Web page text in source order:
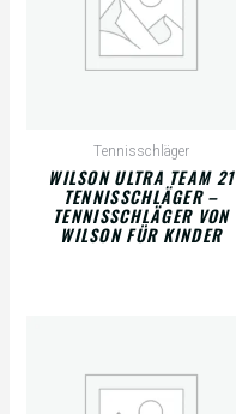
Tennisschläger
WILSON ULTRA TEAM 21
TENNISSCHLÄGER –
TENNISSCHLÄGER VON
WILSON FÜR KINDER